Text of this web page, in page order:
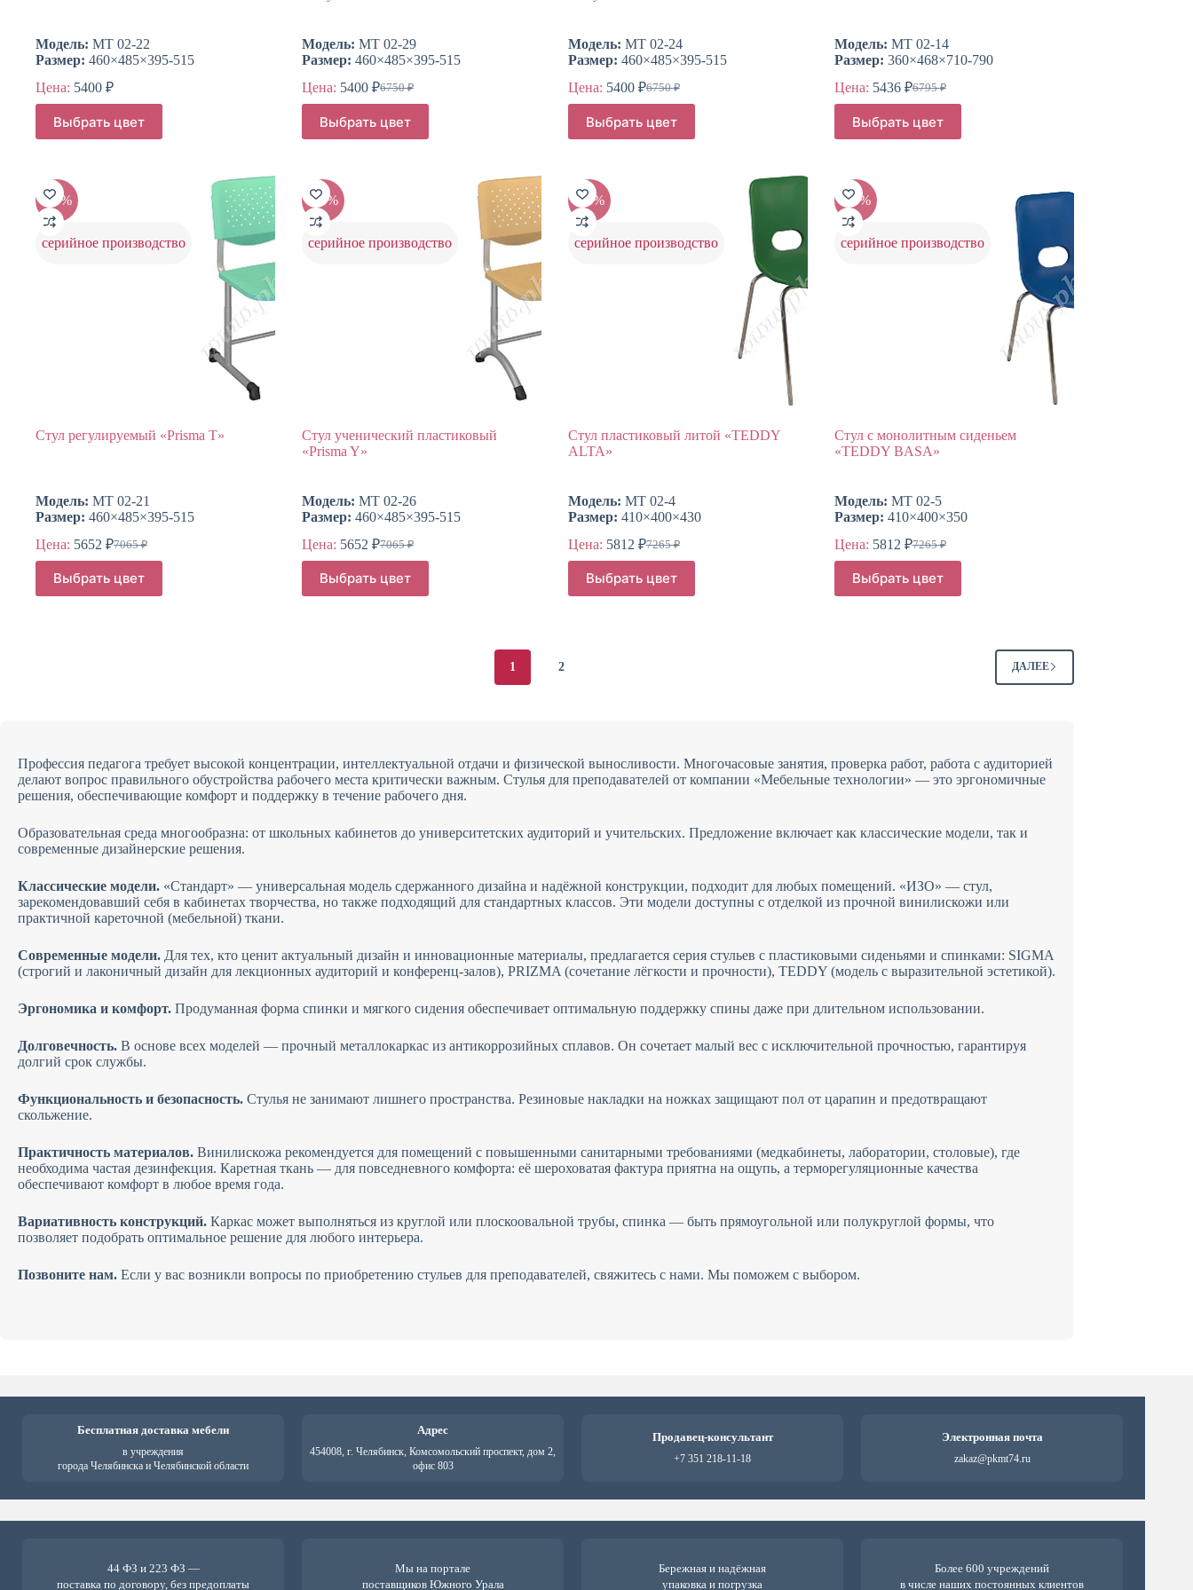
Модель: МТ 02-22
Размер: 460×485×395-515
Цена: 5400 ₽
Выбрать цвет
Этот
товар
имеет
Опции
можно
выбрать
на
странице
Модель: МТ 02-29
Размер: 460×485×395-515
Цена:
6750₽
Первоначальная
составляла
6750 ₽.
5400 ₽Текущая
5400 ₽.
Выбрать цвет
Этот
товар
имеет
Опции
можно
выбрать
на
странице
Модель: МТ 02-24
Размер: 460×485×395-515
Цена:
6750₽
Первоначальная
составляла
6750 ₽.
5400 ₽Текущая
5400 ₽.
Выбрать цвет
Этот
товар
имеет
Опции
можно
выбрать
на
странице
Модель: МТ 02-14
Размер: 360×468×710-790
Цена:
6795₽
Первоначальная
составляла
6795 ₽.
5436 ₽Текущая
5436 ₽.
Выбрать цвет
Этот
товар
имеет
Опции
можно
выбрать
на
странице
-20%
серийное производство
Стул регулируемый «Prisma T»
Модель: МТ 02-21
Размер: 460×485×395-515
Цена:
7065₽
Первоначальная
цена
составляла
7065 ₽.
5652 ₽Текущая
цена:
5652 ₽.
Выбрать цвет
Этот
товар
имеет
-20%
серийное производство
Стул ученический пластиковый
«Prisma Y»
Модель: МТ 02-26
Размер: 460×485×395-515
Цена:
7065₽
Первоначальная
цена
составляла
7065 ₽.
5652 ₽Текущая
цена:
5652 ₽.
Выбрать цвет
Этот
товар
имеет
-20%
серийное производство
Стул пластиковый литой «TEDDY
ALTA»
Модель: МТ 02-4
Размер: 410×400×430
Цена:
7265₽
Первоначальная
цена
составляла
7265 ₽.
5812 ₽Текущая
цена:
5812 ₽.
Выбрать цвет
Этот
товар
имеет
-20%
серийное производство
Стул с монолитным сиденьем
«TEDDY BASA»
Модель: МТ 02-5
Размер: 410×400×350
Цена:
7265₽
Первоначальная
цена
составляла
7265 ₽.
5812 ₽Текущая
цена:
5812 ₽.
Выбрать цвет
Этот
товар
имеет
1 2 ДАЛЕЕ
Профессия педагога требует высокой концентрации, интеллектуальной отдачи и физической выносливости. Многочасовые занятия, проверка работ, работа с аудиторией
делают вопрос правильного обустройства рабочего места критически важным. Стулья для преподавателей от компании «Мебельные технологии» — это эргономичные
решения, обеспечивающие комфорт и поддержку в течение рабочего дня.
Образовательная среда многообразна: от школьных кабинетов до университетских аудиторий и учительских. Предложение включает как классические модели, так и
современные дизайнерские решения.
Классические модели. «Стандарт» — универсальная модель сдержанного дизайна и надёжной конструкции, подходит для любых помещений. «ИЗО» — стул,
зарекомендовавший себя в кабинетах творчества, но также подходящий для стандартных классов. Эти модели доступны с отделкой из прочной винилискожи или
практичной кареточной (мебельной) ткани.
Современные модели. Для тех, кто ценит актуальный дизайн и инновационные материалы, предлагается серия стульев с пластиковыми сиденьями и спинками: SIGMA
(строгий и лаконичный дизайн для лекционных аудиторий и конференц-залов), PRIZMA (сочетание лёгкости и прочности), TEDDY (модель с выразительной эстетикой).
Эргономика и комфорт. Продуманная форма спинки и мягкого сидения обеспечивает оптимальную поддержку спины даже при длительном использовании.
Долговечность. В основе всех моделей — прочный металлокаркас из антикоррозийных сплавов. Он сочетает малый вес с исключительной прочностью, гарантируя
долгий срок службы.
Функциональность и безопасность. Стулья не занимают лишнего пространства. Резиновые накладки на ножках защищают пол от царапин и предотвращают
скольжение.
Практичность материалов. Винилискожа рекомендуется для помещений с повышенными санитарными требованиями (медкабинеты, лаборатории, столовые), где
необходима частая дезинфекция. Каретная ткань — для повседневного комфорта: её шероховатая фактура приятна на ощупь, а терморегуляционные качества
обеспечивают комфорт в любое время года.
Вариативность конструкций. Каркас может выполняться из круглой или плоскоовальной трубы, спинка — быть прямоугольной или полукруглой формы, что
позволяет подобрать оптимальное решение для любого интерьера.
Позвоните нам. Если у вас возникли вопросы по приобретению стульев для преподавателей, свяжитесь с нами. Мы поможем с выбором.
Бесплатная доставка мебели
в учреждения
города Челябинска и Челябинской области
Адрес
454008, г. Челябинск, Комсомольский проспект, дом 2,
офис 803
Продавец-консультант
+7 351 218-11-18
Электронная почта
zakaz@pkmt74.ru
44 ФЗ и 223 ФЗ —
поставка по договору, без предоплаты
Мы на портале
поставщиков Южного Урала
Бережная и надёжная
упаковка и погрузка
Более 600 учреждений
в числе наших постоянных клиентов